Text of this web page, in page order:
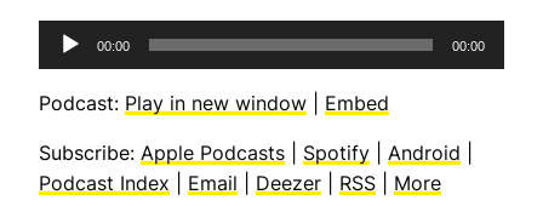
Lecteur
audio
00:00 00:00
Podcast: Play in new window Embed
Subscribe: Apple Podcasts Spotify Android
Podcast Index
Email Deezer RSS More